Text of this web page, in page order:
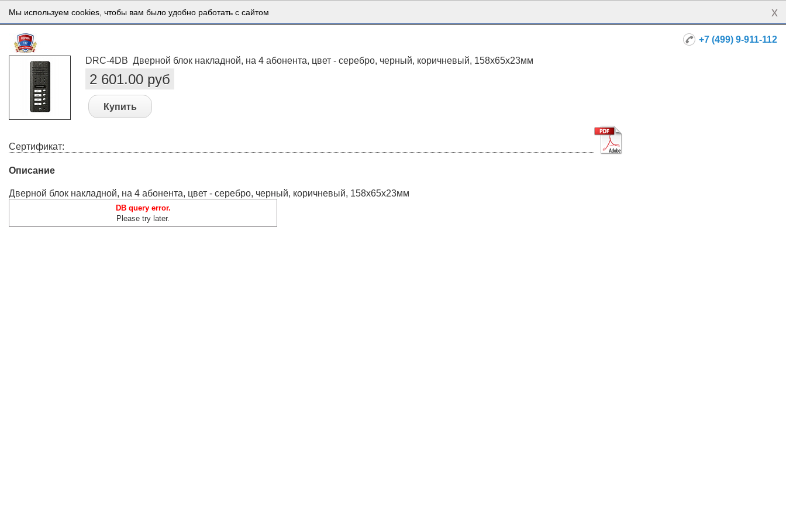
+7 (499) 9-911-112
DRC-4DB Дверной блок накладной, на 4 абонента, цвет - серебро, черный, коричневый, 158х65х23мм
2 601.00 руб
Купить
Сертификат:
Описание
Дверной блок накладной, на 4 абонента, цвет - серебро, черный, коричневый, 158х65х23мм
DB query error.
Please try later.
Мы используем cookies, чтобы вам было удобно работать с сайтом x